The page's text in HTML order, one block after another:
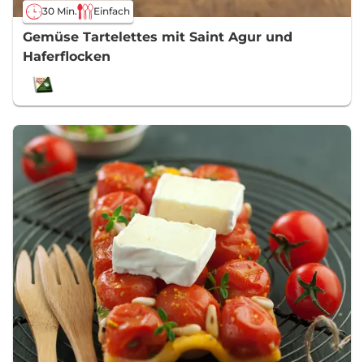
30 Min. Einfach
Gemüse Tartelettes mit Saint Agur und
Haferflocken